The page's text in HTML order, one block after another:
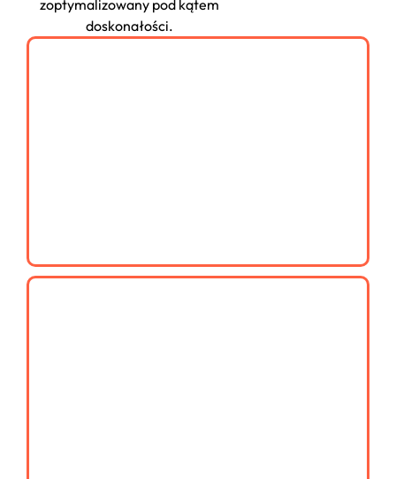
zoptymalizowany pod kątem
doskonałości.